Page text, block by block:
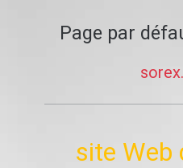
Page par
site Web